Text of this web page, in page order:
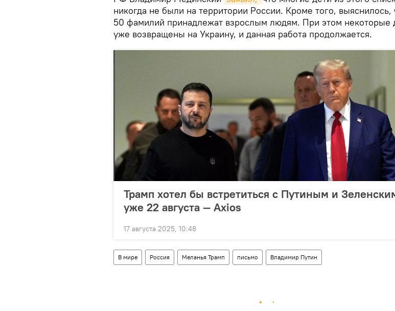
никогда не были на территории России. Кроме того, выяснилось,
50 фамилий принадлежат взрослым людям. При этом некоторые
уже возвращены на Украину, и данная работа продолжается.
Трамп хотел бы встретиться с Путиным и
уже 22 августа — Axios
17 августа 2025, 10:48
В мире Россия Меланья Трамп письмо Владимир Путин